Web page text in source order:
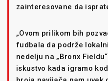
zainteresovane da
„Ovom prilikom bih
fudbala da podrže
nedelju na „Bronx
iskustvo kada igramo